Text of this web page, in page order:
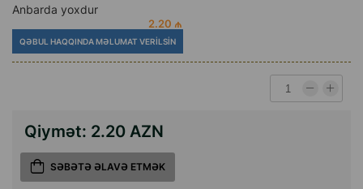
Anbarda yoxdur
2.20 ₼
QƏBUL HAQQINDA MƏLUMAT VERILSIN
Qiymət: 2.20 AZN
SƏBƏTƏ ƏLAVƏ ETMƏK